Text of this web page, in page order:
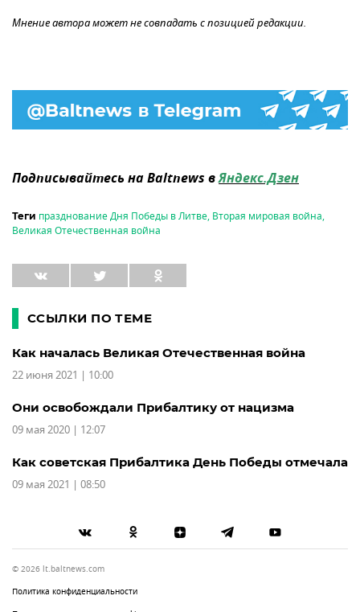
Мнение автора может не совпадать с позицией редакции.
Подписывайтесь на Baltnews вЯндекс.Дзен
Теги празднование Дня Победы в Литве, Вторая мировая война,
Великая Отечественная война
ССЫЛКИ ПО ТЕМЕ
Как началась Великая Отечественная война
22 июня 2021 | 10:00
Они освобождали Прибалтику от нацизма
09 мая 2020 | 12:07
Как советская Прибалтика День Победы отмечала
09 мая 2021 | 08:50
© 2026 lt.baltnews.com
Политика конфиденциальности